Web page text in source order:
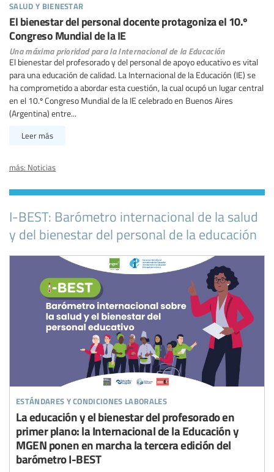
salud y bienestar
El bienestar del personal docente protagoniza el 10.º
Congreso Mundial de la IE
Una máxima prioridad para la Internacional de la Educación
El bienestar del profesorado y del personal de apoyo educativo es vital
para una educación de calidad. La Internacional de la Educación (IE) se
ha comprometido a abordar esta cuestión, la cual ocupó un lugar central
en el 10.º Congreso Mundial de la IE celebrado en Buenos Aires
(Argentina) entre...
Leer más
más: Noticias
I-BEST: Barómetro internacional de la salud
y del bienestar del personal de la educación
estándares y condiciones laborales
La educación y el bienestar del profesorado en
primer plano: la Internacional de la Educación y
MGEN ponen en marcha la tercera edición del
barómetro I-BEST